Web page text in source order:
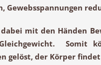
Gewebsspannungen
mit den Händen
Gleichgewicht. Somit
gelöst, der Körper findet